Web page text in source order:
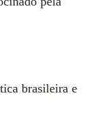
brasileira e